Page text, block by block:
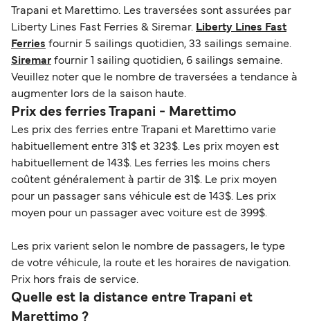
Trapani et Marettimo. Les traversées sont assurées par
Liberty Lines Fast Ferries & Siremar. Liberty Lines Fast
Ferries fournir 5 sailings quotidien, 33 sailings semaine.
Siremar fournir 1 sailing quotidien, 6 sailings semaine.
Veuillez noter que le nombre de traversées a tendance à
augmenter lors de la saison haute.
Prix des ferries Trapani - Marettimo
Les prix des ferries entre Trapani et Marettimo varie
habituellement entre 31$ et 323$. Les prix moyen est
habituellement de 143$. Les ferries les moins chers
coûtent généralement à partir de 31$. Le prix moyen
pour un passager sans véhicule est de 143$. Les prix
moyen pour un passager avec voiture est de 399$.
Les prix varient selon le nombre de passagers, le type
de votre véhicule, la route et les horaires de navigation.
Prix hors frais de service.
Quelle est la distance entre Trapani et
Marettimo ?